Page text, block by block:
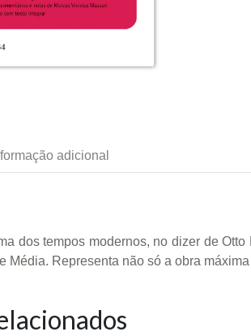
adicional
dos tempos modernos, no dizer de
Média. Representa não só a obra